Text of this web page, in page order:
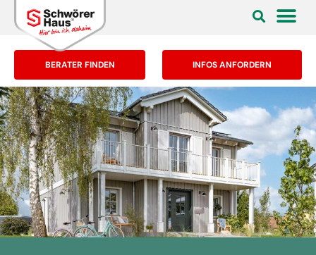
BERATER FINDEN INFOS ANFORDERN